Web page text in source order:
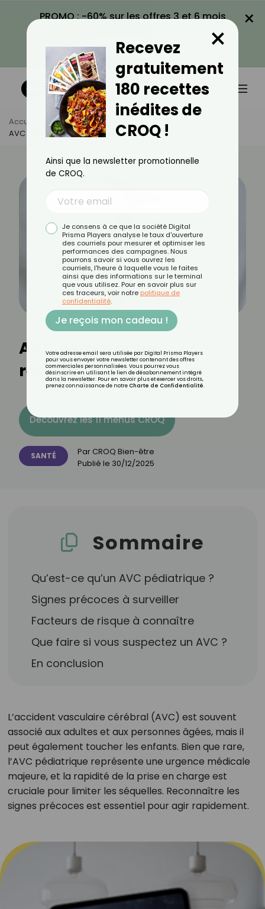
PROMO : -60% sur les offres 3 et 6 mois
VOIR LA PROMO
×
Accueil Actus
Santé
AVC Pédiatrique : Reconnaître Les Signes
AVC pédiatrique :
reconnaître les signes
Découvrez les 11 menus CROQ
SANTÉ Par CROQ Bien-être
Publié le 30/12/2025
Sommaire
Qu’est-ce qu’un AVC pédiatrique ?
Signes précoces à surveiller
Facteurs de risque à connaître
Que faire si vous suspectez un AVC ?
En conclusion
L’accident vasculaire cérébral (AVC) est souvent
associé aux adultes et aux personnes âgées, mais il
peut également toucher les enfants. Bien que rare,
l’AVC pédiatrique représente une urgence médicale
majeure, et la rapidité de la prise en charge est
cruciale pour limiter les séquelles. Reconnaître les
signes précoces est essentiel pour agir rapidement.
Recevez
gratuitement
180 recettes
inédites de
CROQ !
×
Ainsi que la newsletter promotionnelle
de CROQ.
Je consens à ce que la société Digital
Prisma Players analyse le taux d'ouverture
des courriels pour mesurer et optimiser les
performances des campagnes. Nous
pourrons savoir si vous ouvrez les
courriels, l'heure à laquelle vous le faites
ainsi que des informations sur le terminal
que vous utilisez. Pour en savoir plus sur
ces traceurs, voir notre politique de
confidentialité.
Je reçois mon cadeau !
Votre adresse email sera utilisée par Digital Prisma Players
pour vous envoyer votre newsletter contenant des offres
commerciales personnalisées. Vous pourrez vous
désinscrire en utilisant le lien de désabonnement intégré
dans la newsletter. Pour en savoir plus et exercer vos droits,
prenez connaissance de notre Charte de Confidentialité.